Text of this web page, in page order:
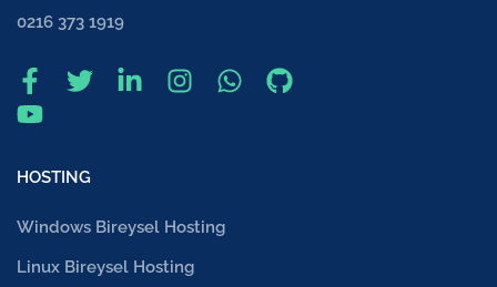
0216 373 1919
HOSTING
Windows Bireysel Hosting
Linux Bireysel Hosting